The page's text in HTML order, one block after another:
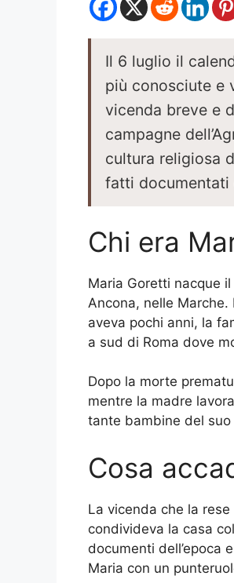
Il 6 luglio il
più conosciute e
vicenda breve e
campagne
cultura religiosa
fatti documentati
Chi era
Maria Goretti nacque
Ancona, nelle
aveva pochi anni, la
a sud di Roma dove
Dopo la morte
mentre la madre
tante bambine del
Cosa
La vicenda che la
condivideva la casa
documenti dell’epoca
Maria con un